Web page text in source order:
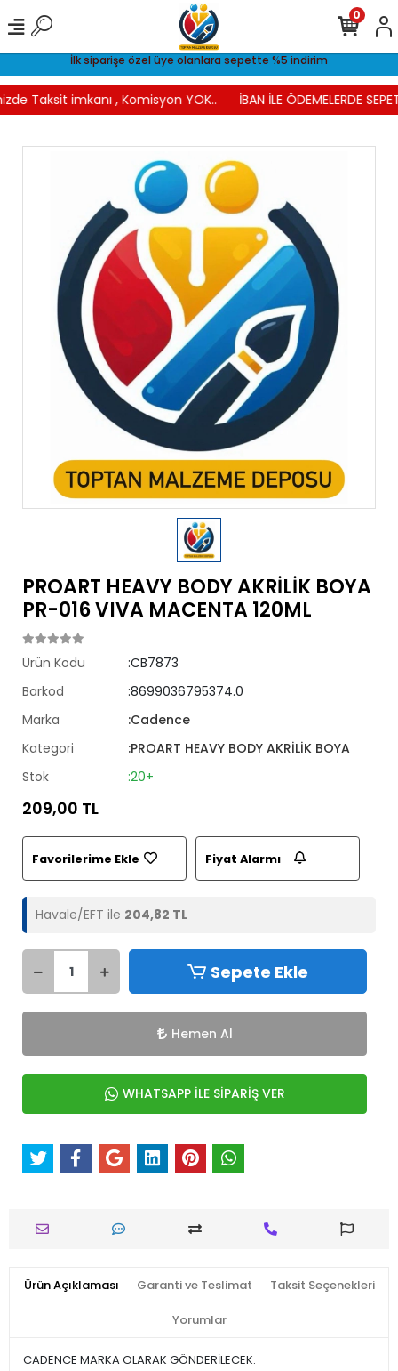
İlk siparişe özel üye olanlara sepette %5 indirim
Taksit imkanı , Komisyon YOK.. İBAN İLE ÖDEMELERDE
0
PROART HEAVY BODY AKRİLİK BOYA
PR-016 VIVA MACENTA 120ML
Ürün Kodu
:CB7873
Barkod
:8699036795374.0
Marka
:Cadence
Kategori
:PROART HEAVY BODY AKRİLİK BOYA
Stok
:20+
209,00 TL
Favorilerime Ekle Fiyat Alarmı
Havale/EFT ile 204,82 TL
Sepete Ekle
Hemen Al
WHATSAPP İLE SİPARİŞ VER
Ürün Açıklaması Garanti ve Teslimat Taksit Seçenekleri
Yorumlar
CADENCE MARKA OLARAK GÖNDERİLECEK.